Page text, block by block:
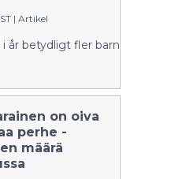
| Artikel
år betydligt fler barn än i
on oiva
perhe -
määrä